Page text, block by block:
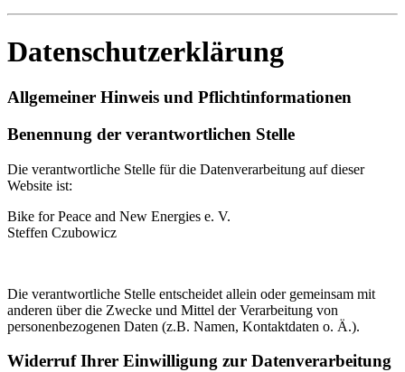
Datenschutzerklärung
Allgemeiner Hinweis und Pflichtinformationen
Benennung der verantwortlichen Stelle
Die verantwortliche Stelle für die Datenverarbeitung auf dieser
Website ist:
Bike for Peace and New Energies e. V.
Steffen Czubowicz
Die verantwortliche Stelle entscheidet allein oder gemeinsam mit
anderen über die Zwecke und Mittel der Verarbeitung von
personenbezogenen Daten (z.B. Namen, Kontaktdaten o. Ä.).
Widerruf Ihrer Einwilligung zur Datenverarbeitung